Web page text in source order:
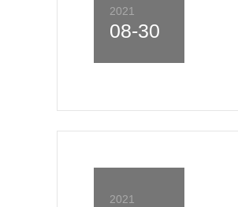
2021
08-30
2021